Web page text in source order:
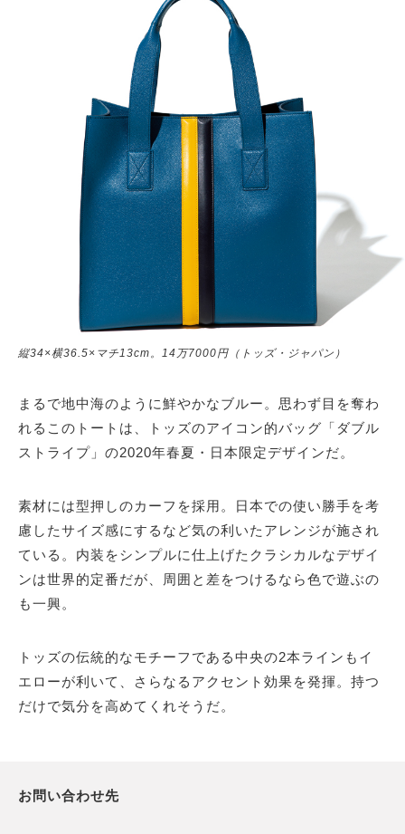
縦34×横36.5×マチ13cm。14万7000円（トッズ・ジャパン）
まるで地中海のように鮮やかなブルー。思わず目を奪わ
れるこのトートは、トッズのアイコン的バッグ「ダブル
ストライプ」の2020年春夏・日本限定デザインだ。
素材には型押しのカーフを採用。日本での使い勝手を考
慮したサイズ感にするなど気の利いたアレンジが施され
ている。内装をシンプルに仕上げたクラシカルなデザイ
ンは世界的定番だが、周囲と差をつけるなら色で遊ぶの
も一興。
トッズの伝統的なモチーフである中央の2本ラインもイ
エローが利いて、さらなるアクセント効果を発揮。持つ
だけで気分を高めてくれそうだ。
お問い合わせ先